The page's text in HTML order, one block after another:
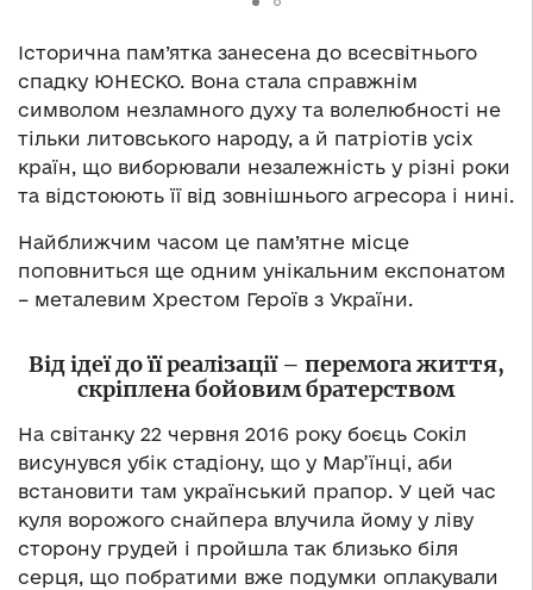
Історична пам’ятка занесена до всесвітнього
спадку ЮНЕСКО. Вона стала справжнім
символом незламного духу та волелюбності не
тільки литовського народу, а й патріотів усіх
країн, що виборювали незалежність у різні роки
та відстоюють її від зовнішнього агресора і нині.
Найближчим часом це пам’ятне місце
поповниться ще одним унікальним експонатом
– металевим Хрестом Героїв з України.
Від ідеї до її реалізації – перемога життя,
скріплена бойовим братерством
На світанку 22 червня 2016 року боєць Сокіл
висунувся убік стадіону, що у Мар’їнці, аби
встановити там український прапор. У цей час
куля ворожого снайпера влучила йому у ліву
сторону грудей і пройшла так близько біля
серця, що побратими вже подумки оплакували